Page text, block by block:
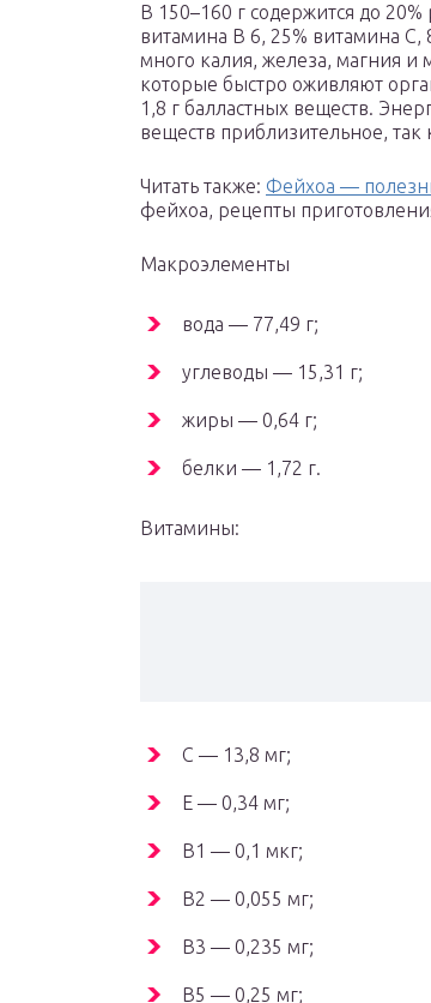
В 150–160 г содержится до
витамина B 6, 25% витамина
много калия, железа, магния и
которые быстро оживляют
1,8 г балластных веществ.
веществ приблизительное, так
Читать также: Фейхоа —
фейхоа, рецепты
Макроэлементы
вода — 77,49 г;
углеводы — 15,31 г;
жиры — 0,64 г;
белки — 1,72 г.
Витамины:
C — 13,8 мг;
E — 0,34 мг;
B1 — 0,1 мкг;
B2 — 0,055 мг;
B3 — 0,235 мг;
B5 — 0,25 мг;